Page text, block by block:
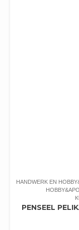
HANDWERK EN
PENSEEL